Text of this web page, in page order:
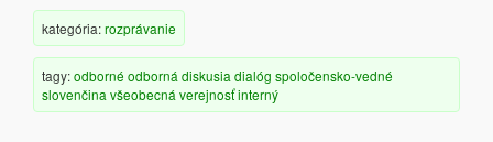
kategória:rozprávanie
tagy:odborné odborná diskusia dialóg spoločensko-vedné
slovenčina všeobecná verejnosťinterný